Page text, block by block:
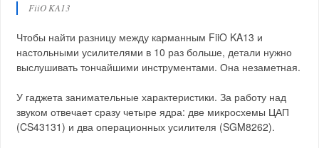
FiiO KA13
Чтобы найти разницу между карманным FiiO KA13 и
настольными усилителями в 10 раз больше, детали нужно
выслушивать тончайшими инструментами. Она незаметная.
У гаджета занимательные характеристики. За работу над
звуком отвечает сразу четыре ядра: две микросхемы ЦАП
(CS43131) и два операционных усилителя (SGM8262).